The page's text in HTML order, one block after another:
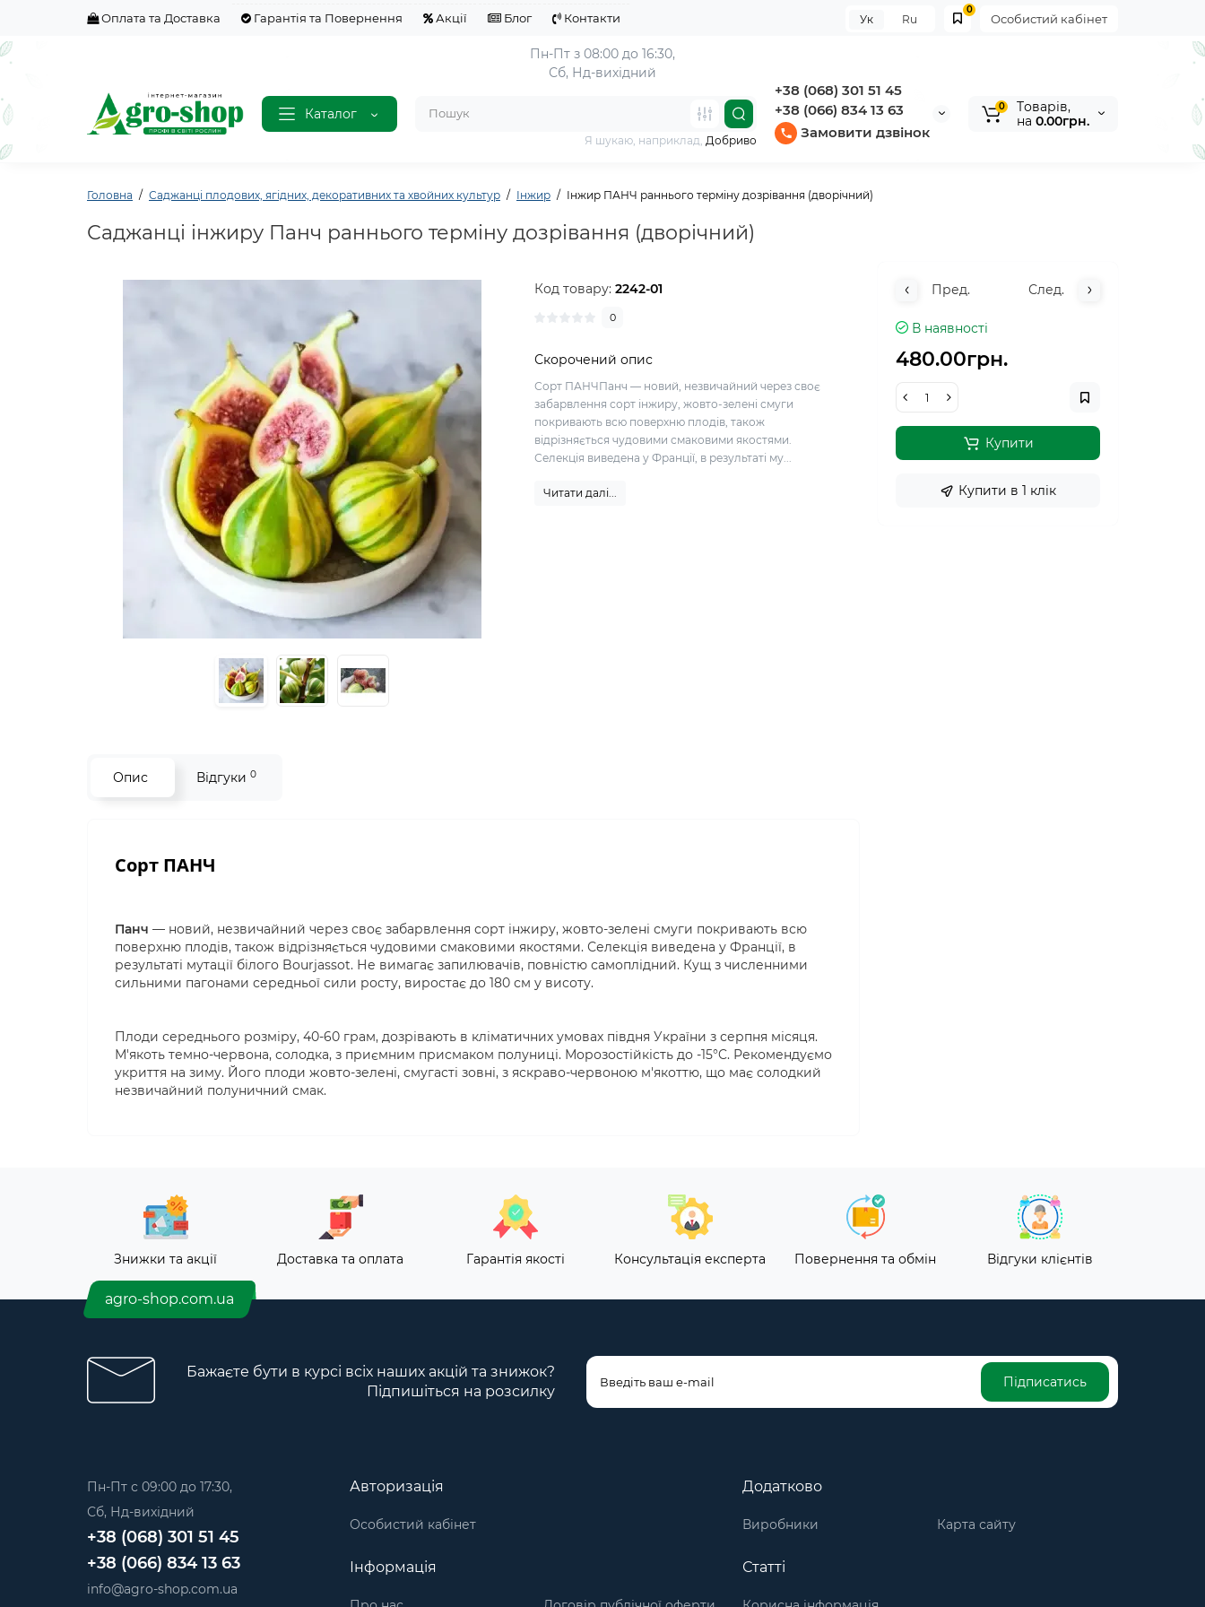
Оплата та Доставка Гарантія та Повернення Акції Блог Контакти Особистий кабінет
0
Ук Ru
Каталог
Пн-Пт з 08:00 до 16:30,
Сб, Нд-вихідний
+38 (068) 301 51 45
+38 (066) 834 13 63
Замовити дзвінок
Я шукаю, наприклад, Добриво
0
Tоварів,
на 0.00грн.
Головна Саджанці плодових, ягідних, декоративних та хвойних культур Інжир Інжир ПАНЧ раннього терміну дозрівання (дворічний)
Саджанці інжиру Панч раннього терміну дозрівання (дворічний)
Код товару:2242-01
0
Скорочений опис
Сорт ПАНЧПанч — новий, незвичайний через своє
забарвлення сорт інжиру, жовто-зелені смуги
покривають всю поверхню плодів, також
відрізняється чудовими смаковими якостями.
Селекція виведена у Франції, в результаті му...
Читати далі...
Пред. След.
В наявності
480.00грн.
Купити
Купити в 1 клiк
Опис Відгуки 0
Сорт ПАНЧ
Панч — новий, незвичайний через своє забарвлення сорт інжиру, жовто-зелені смуги покривають всю
поверхню плодів, також відрізняється чудовими смаковими якостями. Селекція виведена у Франції, в
результаті мутації білого Bourjassot. Не вимагає запилювачів, повністю самоплідний. Кущ з численними
сильними пагонами середньої сили росту, виростає до 180 см у висоту.
Плоди середнього розміру, 40-60 грам, дозрівають в кліматичних умовах півдня України з серпня місяця.
М'якоть темно-червона, солодка, з приємним присмаком полуниці. Морозостійкість до -15°C. Рекомендуємо
укриття на зиму. Його плоди жовто-зелені, смугасті зовні, з яскраво-червоною м'якоттю, що має солодкий
незвичайний полуничний смак.
Знижки та акції Доставка та оплата Гарантія якості Консультація експерта Повернення та обмін Відгуки клієнтів
agro-shop.com.ua
Бажаєте бути в курсі всіх наших акцій та знижок?
Підпишіться на розсилку
Підписатись
Пн-Пт с 09:00 до 17:30,
Сб, Нд-вихідний
+38 (068) 301 51 45
+38 (066) 834 13 63
info@agro-shop.com.ua
Авторизація
Особистий кабінет
Додатково
Виробники Карта сайту
Інформація Статті